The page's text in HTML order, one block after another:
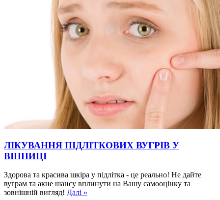
ЛІКУВАННЯ ПІДЛІТКОВИХ ВУГРІВ У
ВІННИЦІ
Здорова та красива шкіра у підлітка - це реально! Не дайте
вуграм та акне шансу вплинути на Вашу самооцінку та
зовнішній вигляд! Далі »